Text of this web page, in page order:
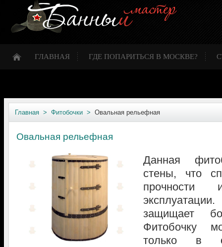
ГЛАВНАЯ ГДЕ ПОПАРИТЬСЯ В МОСКВЕ?
Главная > Фитобочки > Овальная рельефная
Овальная рельефная
Данная
стены, что
прочности
защищает
Фитобочку
только в